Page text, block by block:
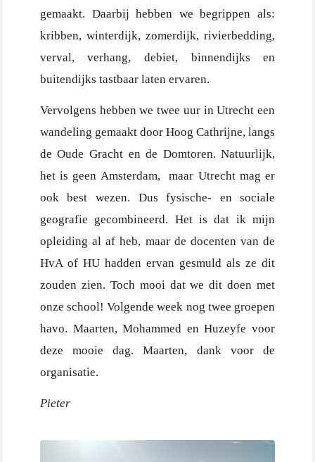
gemaakt. Daarbij hebben we begrippen als:
kribben, winterdijk, zomerdijk, rivierbedding,
verval, verhang, debiet, binnendijks en
buitendijks tastbaar laten ervaren.
Vervolgens hebben we twee uur in Utrecht een
wandeling gemaakt door Hoog Cathrijne, langs
de Oude Gracht en de Domtoren. Natuurlijk,
het is geen Amsterdam, maar Utrecht mag er
ook best wezen. Dus fysische- en sociale
geografie gecombineerd. Het is dat ik mijn
opleiding al af heb, maar de docenten van de
HvA of HU hadden ervan gesmuld als ze dit
zouden zien. Toch mooi dat we dit doen met
onze school! Volgende week nog twee groepen
havo. Maarten, Mohammed en Huzeyfe voor
deze mooie dag. Maarten, dank voor de
organisatie.
Pieter